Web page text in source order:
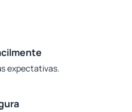
expectativas.